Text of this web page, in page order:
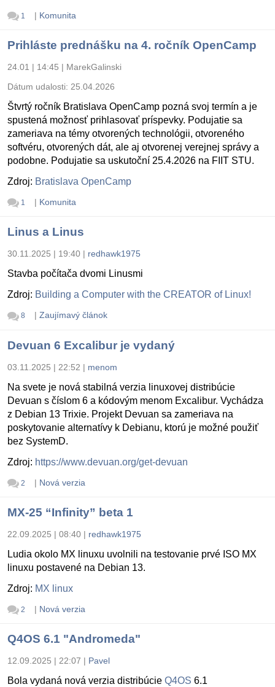
1 | Komunita
Prihláste prednášku na 4. ročník OpenCamp
24.01 | 14:45 | MarekGalinski
Dátum udalosti: 25.04.2026
Štvrtý ročník Bratislava OpenCamp pozná svoj termín a je
spustená možnosť prihlasovať príspevky. Podujatie sa
zameriava na témy otvorených technológii, otvoreného
softvéru, otvorených dát, ale aj otvorenej verejnej správy a
podobne. Podujatie sa uskutoční 25.4.2026 na FIIT STU.
Zdroj: Bratislava OpenCamp
1 | Komunita
Linus a Linus
30.11.2025 | 19:40 | redhawk1975
Stavba počítača dvomi Linusmi
Zdroj: Building a Computer with the CREATOR of Linux!
8 | Zaujímavý článok
Devuan 6 Excalibur je vydaný
03.11.2025 | 22:52 | menom
Na svete je nová stabilná verzia linuxovej distribúcie
Devuan s číslom 6 a kódovým menom Excalibur. Vychádza
z Debian 13 Trixie. Projekt Devuan sa zameriava na
poskytovanie alternatívy k Debianu, ktorú je možné použiť
bez SystemD.
Zdroj: https://www.devuan.org/get-devuan
2 | Nová verzia
MX-25 “Infinity” beta 1
22.09.2025 | 08:40 | redhawk1975
Ludia okolo MX linuxu uvolnili na testovanie prvé ISO MX
linuxu postavené na Debian 13.
Zdroj: MX linux
2 | Nová verzia
Q4OS 6.1 "Andromeda"
12.09.2025 | 22:07 | Pavel
Bola vydaná nová verzia distribúcie Q4OS 6.1